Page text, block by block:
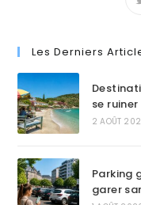
Les Derniers
se
2 AOÛT
Parking
garer